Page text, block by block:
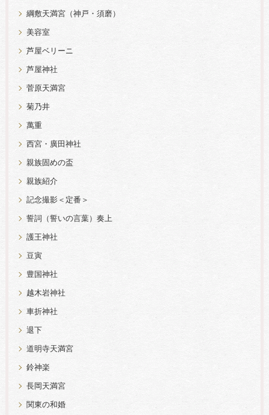
綱敷天満宮（神戸・須磨）
美容室
芦屋ベリーニ
芦屋神社
菅原天満宮
菊乃井
萬重
西宮・廣田神社
親族固めの盃
親族紹介
記念撮影＜定番＞
誓詞（誓いの言葉）奏上
護王神社
豆寅
豊国神社
越木岩神社
車折神社
退下
道明寺天満宮
鈴神楽
長岡天満宮
関東の和婚